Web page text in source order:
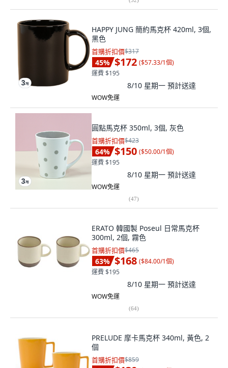
HAPPY JUNG 簡約馬克杯 420ml, 3個,
黑色
首購折扣價$317
45% $172 ($57.33/1個)
運費 $195
8/10 星期一 預計送達
WOW免運
圓點馬克杯 350ml, 3個, 灰色
首購折扣價$423
64% $150 ($50.00/1個)
運費 $195
8/10 星期一 預計送達
WOW免運
(47)
ERATO 韓國製 Poseul 日常馬克杯
300ml, 2個, 霧色
首購折扣價$465
63% $168 ($84.00/1個)
運費 $195
8/10 星期一 預計送達
WOW免運
(64)
PRELUDE 摩卡馬克杯 340ml, 黃色, 2
個
首購折扣價$859